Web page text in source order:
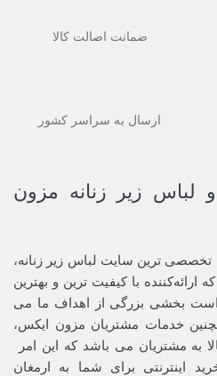
ضمانت اصالت کالا
ارسال به سراسر کشور
لباس زیر زنانه مزون
تخصصی ترین سایت لباس زیر زنانه،
ارائه‌کننده با کیفیت ترین و بهترین
‌است بخشی بزرگی از اهداف ما می
خدمات مشتریان مزون ایکس،
به مشتریان می باشد که این امر
اینترنتی برای شما به ارمغان